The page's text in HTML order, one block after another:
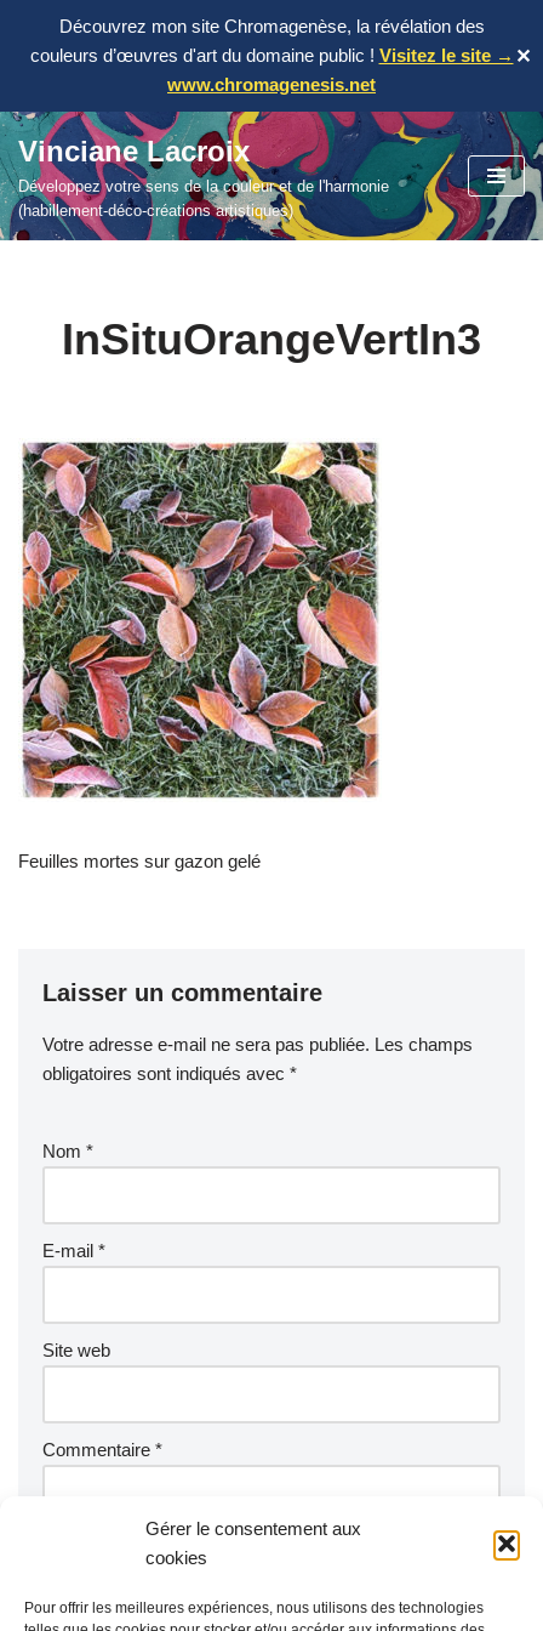
Gérer le consentement aux
cookies
Pour offrir les meilleures expériences, nous utilisons des technologies
Découvrez mon site Chromagenèse, la révélation des
couleurs d’œuvres d'art du domaine public ! Visitez le site →
www.chromagenesis.net
✕
Aller
au
contenu
Vinciane Lacroix
Développez votre sens de la couleur et de l'harmonie
(habillement-déco-créations artistiques)
InSituOrangeVertIn3
Feuilles mortes sur gazon gelé
Laisser un commentaire
Votre adresse e-mail ne sera pas publiée. Les champs
obligatoires sont indiqués avec *
Nom *
E-mail *
Site web
Commentaire *